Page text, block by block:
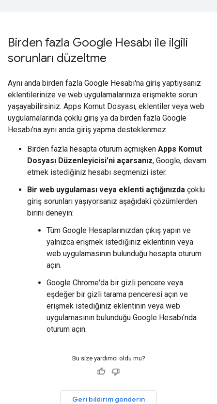
Birden fazla Google Hesabı ile ilgili
sorunları düzeltme
Aynı anda birden fazla Google Hesabı'na giriş yaptıysanız
eklentilerinize ve web uygulamalarınıza erişmekte sorun
yaşayabilirsiniz. Apps Komut Dosyası, eklentiler veya web
uygulamalarında çoklu giriş ya da birden fazla Google
Hesabı'na aynı anda giriş yapma desteklenmez.
Birden fazla hesapta oturum açmışken Apps Komut
Dosyası Düzenleyicisi'ni açarsanız, Google, devam
etmek istediğiniz hesabı seçmenizi ister.
Bir web uygulaması veya eklenti açtığınızda çoklu
giriş sorunları yaşıyorsanız aşağıdaki çözümlerden
birini deneyin:
Tüm Google Hesaplarınızdan çıkış yapın ve
yalnızca erişmek istediğiniz eklentinin veya
web uygulamasının bulunduğu hesapta oturum
açın.
Google Chrome'da bir gizli pencere veya
eşdeğer bir gizli tarama penceresi açın ve
erişmek istediğiniz eklentinin veya web
uygulamasının bulunduğu Google Hesabı'nda
oturum açın.
Bu size yardımcı oldu mu?
Geri bildirim gönderin